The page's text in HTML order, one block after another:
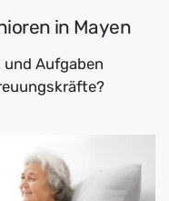
in Mayen
Aufgaben